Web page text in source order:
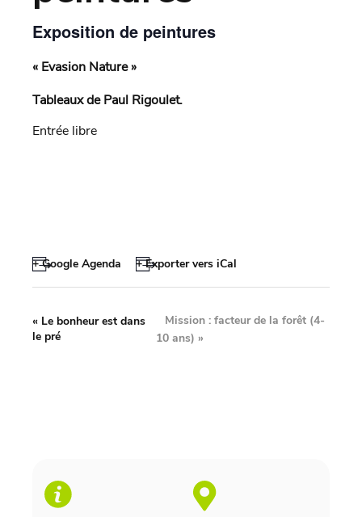
Exposition de peintures
« Evasion Nature »
Tableaux de Paul Rigoulet.
Entrée libre
+ Google Agenda + Exporter vers iCal
« Le bonheur est dans
le pré
Mission : facteur de la forêt (4-
10 ans) »